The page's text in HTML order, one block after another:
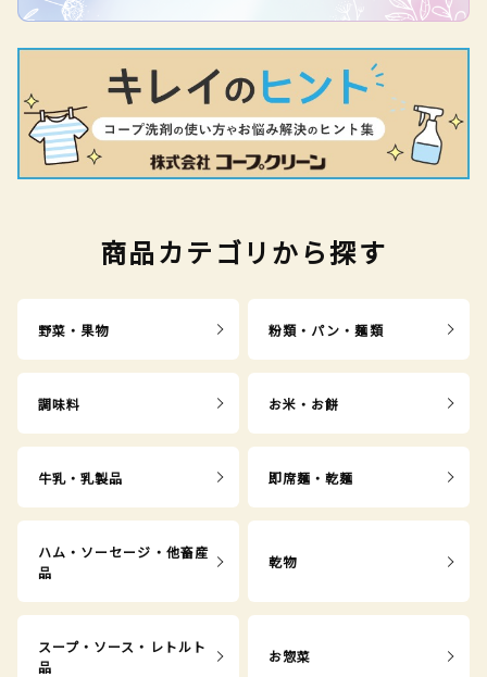
商品カテゴリから探す
野菜・果物 粉類・パン・麺類
調味料 お米・お餅
牛乳・乳製品 即席麺・乾麺
ハム・ソーセージ・他畜産
品
乾物
スープ・ソース・レトルト
品
お惣菜